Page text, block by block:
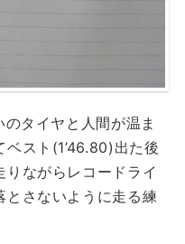
タイヤと人間が温ま
スト(1’46.80)出た後
ながらレコードライ
とさないように走る練